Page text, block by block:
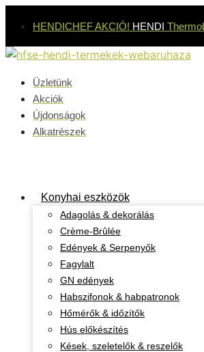
tartalomba
HENDICHEF AKCIÓ! HENDI
Üzletünk
Akciók
Újdonságok
Alkatrészek
Konyhai eszközök
Adagolás & dekorálás
Crème-Brûlée
Edények & Serpenyők
Fagylalt
GN edények
Habszifonok & habpatronok
Hőmérők & időzítők
Hús előkészítés
Kések, szeletelők & reszelők